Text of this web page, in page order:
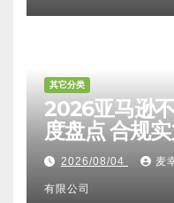
其它分类
2026亚马逊不